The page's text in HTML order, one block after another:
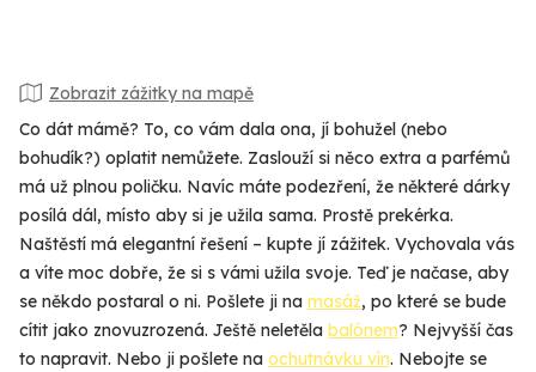
Zobrazit zážitky na mapě
Co dát mámě? To, co vám dala ona, jí bohužel (nebo
bohudík?) oplatit nemůžete. Zaslouží si něco extra a parfémů
má už plnou poličku. Navíc máte podezření, že některé dárky
posílá dál, místo aby si je užila sama. Prostě prekérka.
Naštěstí má elegantní řešení – kupte jí zážitek. Vychovala vás
a víte moc dobře, že si s vámi užila svoje. Teď je načase, aby
se někdo postaral o ni. Pošlete ji na masáž, po které se bude
cítit jako znovuzrozená. Ještě neletěla balónem? Nejvyšší čas
to napravit. Nebo ji pošlete na ochutnávku vín. Nebojte se